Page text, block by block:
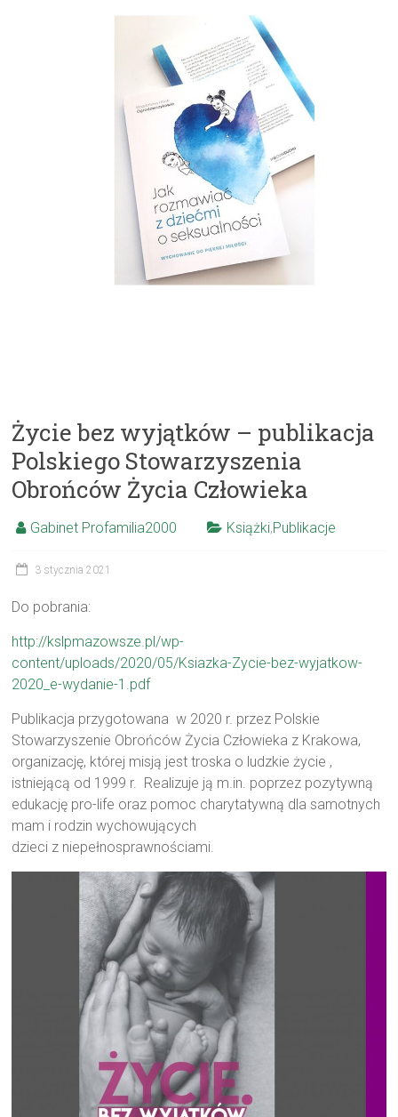
Życie bez wyjątków – publikacja
Polskiego Stowarzyszenia
Obrońców Życia Człowieka
Gabinet Profamilia2000 Książki,Publikacje
3 stycznia 2021
Do pobrania:
http://kslpmazowsze.pl/wp-
content/uploads/2020/05/Ksiazka-Zycie-bez-wyjatkow-
2020_e-wydanie-1.pdf
Publikacja przygotowana w 2020 r. przez Polskie
Stowarzyszenie Obrońców Życia Człowieka z Krakowa,
organizację, której misją jest troska o ludzkie życie ,
istniejącą od 1999 r. Realizuje ją m.in. poprzez pozytywną
edukację pro-life oraz pomoc charytatywną dla samotnych
mam i rodzin wychowujących
dzieci z niepełnosprawnościami.